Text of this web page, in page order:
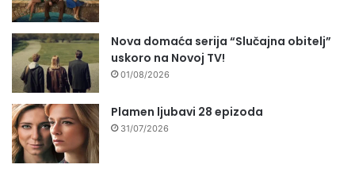
Nova domaća serija “Slučajna obitelj”
uskoro na Novoj TV!
01/08/2026
Plamen ljubavi 28 epizoda
31/07/2026